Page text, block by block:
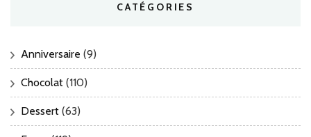
CATÉGORIES
Anniversaire (9)
Chocolat (110)
Dessert (63)